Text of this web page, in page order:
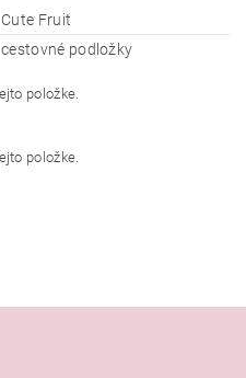
Cute Fruit
cestovné podložky
položke.
položke.